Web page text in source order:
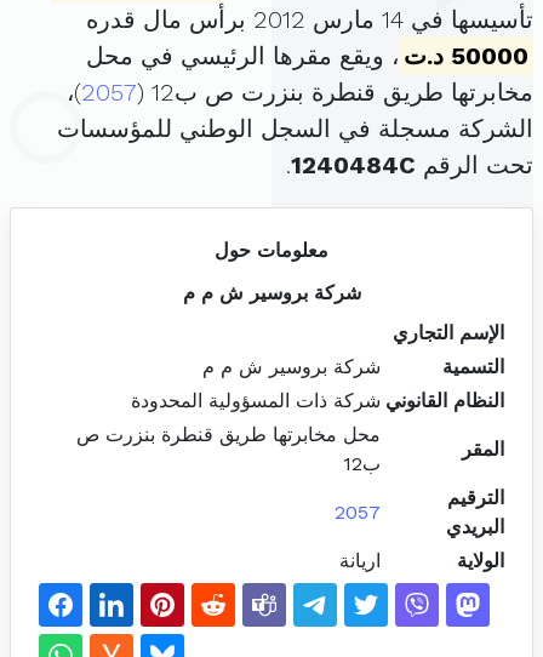
تأسيسها في 14 مارس 2012 برأس مال قدره
50000 د.ت
، ويقع مقرها الرئيسي في محل
مخابرتها طريق قنطرة بنزرت ص ب12 (
2057)،
الشركة مسجلة في السجل الوطني للمؤسسات
تحت الرقم 1240484C
.
معلومات حول
شركة بروسير ش م م
الإسم التجاري
التسمية
شركة بروسير ش م م
النظام القانوني شركة ذات المسؤولية المحدودة
المقر
محل مخابرتها طريق قنطرة بنزرت ص
ب12
الترقيم
البريدي
2057
الولاية اريانة